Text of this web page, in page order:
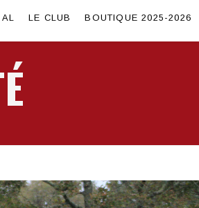
LE CLUB BOUTIQUE 2025-2026